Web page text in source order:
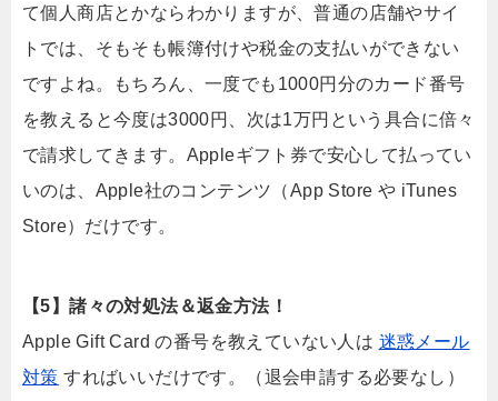
て個人商店とかならわかりますが、普通の店舗やサイ
トでは、そもそも帳簿付けや税金の支払いができない
ですよね。もちろん、一度でも1000円分のカード番号
を教えると今度は3000円、次は1万円という具合に倍々
で請求してきます。Appleギフト券で安心して払ってい
いのは、Apple社のコンテンツ（App Store や iTunes
Store）だけです。
【5】諸々の対処法＆返金方法！
Apple Gift Card の番号を教えていない人は 迷惑メール
対策 すればいいだけです。（退会申請する必要なし）